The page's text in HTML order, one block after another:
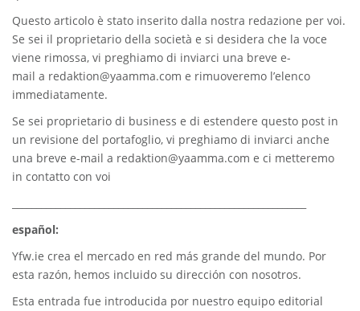
Questo articolo è stato inserito dalla nostra redazione per voi.
Se sei il proprietario della società e si desidera che la voce
viene rimossa, vi preghiamo di inviarci una breve e-
mail a redaktion@yaamma.com e rimuoveremo l’elenco
immediatamente.
Se sei proprietario di business e di estendere questo post in
un revisione del portafoglio, vi preghiamo di inviarci anche
una breve e-mail a redaktion@yaamma.com e ci metteremo
in contatto con voi
español:
Yfw.ie crea el mercado en red más grande del mundo. Por
esta razón, hemos incluido su dirección con nosotros.
Esta entrada fue introducida por nuestro equipo editorial